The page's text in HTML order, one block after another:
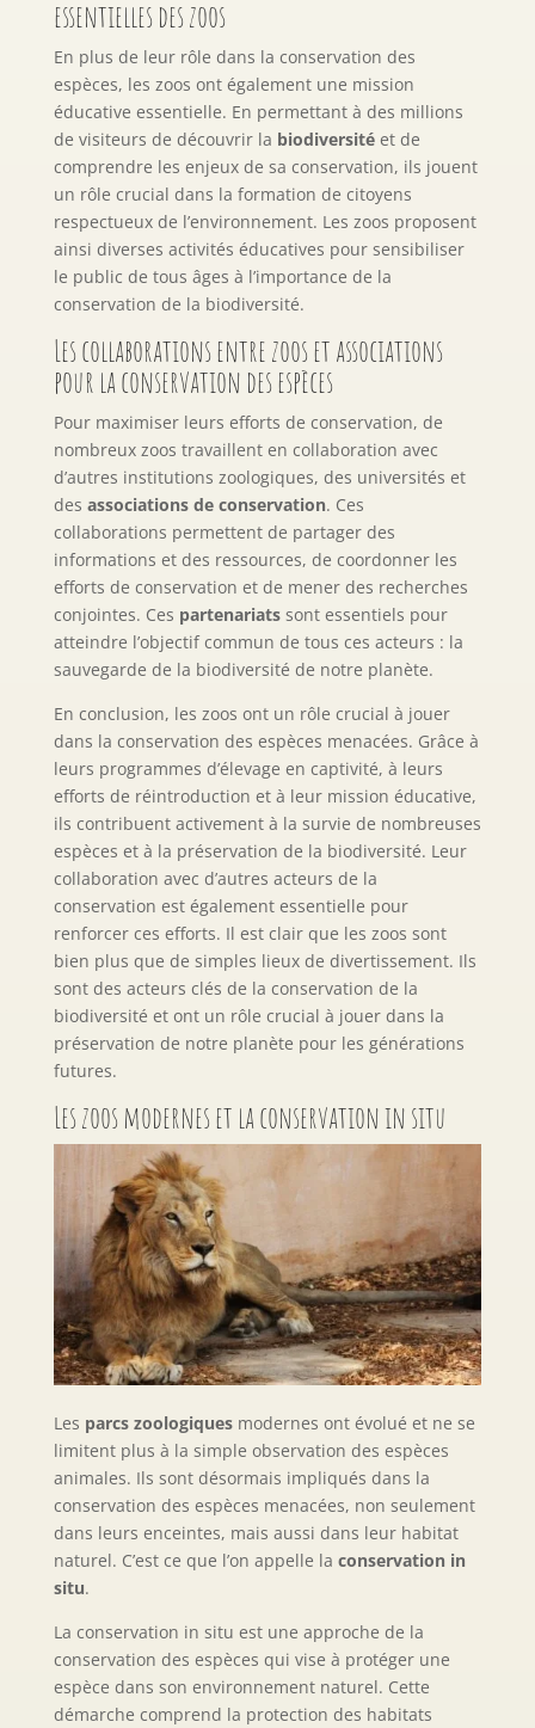
essentielles des zoos
En plus de leur rôle dans la conservation des
espèces, les zoos ont également une mission
éducative essentielle. En permettant à des millions
de visiteurs de découvrir la biodiversitéet de
comprendre les enjeux de sa conservation, ils jouent
un rôle crucial dans la formation de citoyens
respectueux de l’environnement. Les zoos proposent
ainsi diverses activités éducatives pour sensibiliser
le public de tous âges à l’importance de la
conservation de la biodiversité.
Les collaborations entre zoos et associations
pour la conservation des espèces
Pour maximiser leurs efforts de conservation, de
nombreux zoos travaillent en collaboration avec
d’autres institutions zoologiques, des universités et
des associations de conservation. Ces
collaborations permettent de partager des
informations et des ressources, de coordonner les
efforts de conservation et de mener des recherches
conjointes. Ces partenariatssont essentiels pour
atteindre l’objectif commun de tous ces acteurs : la
sauvegarde de la biodiversité de notre planète.
En conclusion, les zoos ont un rôle crucial à jouer
dans la conservation des espèces menacées. Grâce à
leurs programmes d’élevage en captivité, à leurs
efforts de réintroduction et à leur mission éducative,
ils contribuent activement à la survie de nombreuses
espèces et à la préservation de la biodiversité. Leur
collaboration avec d’autres acteurs de la
conservation est également essentielle pour
renforcer ces efforts. Il est clair que les zoos sont
bien plus que de simples lieux de divertissement. Ils
sont des acteurs clés de la conservation de la
biodiversité et ont un rôle crucial à jouer dans la
préservation de notre planète pour les générations
futures.
Les zoos modernes et la conservation in situ
Les parcs zoologiquesmodernes ont évolué et ne se
limitent plus à la simple observation des espèces
animales. Ils sont désormais impliqués dans la
conservation des espèces menacées, non seulement
dans leurs enceintes, mais aussi dans leur habitat
naturel. C’est ce que l’on appelle la conservation in
situ.
La conservation in situ est une approche de la
conservation des espèces qui vise à protéger une
espèce dans son environnement naturel. Cette
démarche comprend la protection des habitats